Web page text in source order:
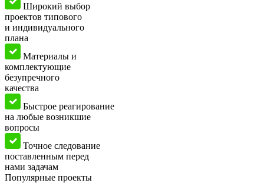
Широкий выбор
проектов типового
и индивидуального
плана
Материалы и
комплектующие
безупречного
качества
Быстрое реагирование
на любые возникшие
вопросы
Точное следование
поставленным перед
нами задачам
Популярные проекты